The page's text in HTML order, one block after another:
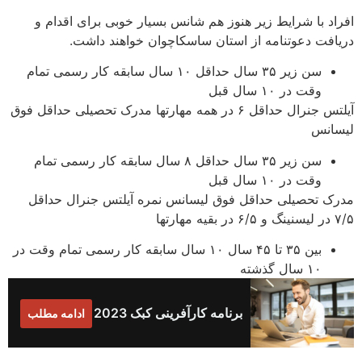
افراد با شرایط زیر هنوز هم شانس بسیار خوبی برای اقدام و
دریافت دعوتنامه از استان ساسکاچوان خواهند داشت.
سن زیر ۳۵ سال حداقل ۱۰ سال سابقه کار رسمی تمام
وقت در ۱۰ سال قبل
آیلتس جنرال حداقل ۶ در همه مهارتها مدرک تحصیلی حداقل فوق
لیسانس
سن زیر ۳۵ سال حداقل ۸ سال سابقه کار رسمی تمام
وقت در ۱۰ سال قبل
مدرک تحصیلی حداقل فوق لیسانس نمره آیلتس جنرال حداقل
۷/۵ در لیسنینگ و ۶/۵ در بقیه مهارتها
بین ۳۵ تا ۴۵ سال ۱۰ سال سابقه کار رسمی تمام وقت در
۱۰ سال گذشته
برنامه کارآفرینی کبک 2023 ادامه مطلب